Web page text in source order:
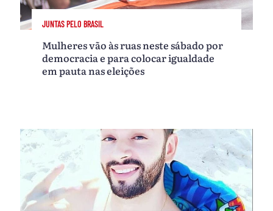
JUNTAS PELO BRASIL
Mulheres vão às ruas neste sábado por
democracia e para colocar igualdade
em pauta nas eleições